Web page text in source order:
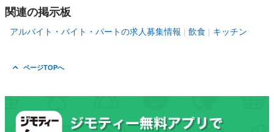
関連の掲示板
アルバイト・バイト・パートの求人募集情報 飲食 キッチン
ページTOPへ